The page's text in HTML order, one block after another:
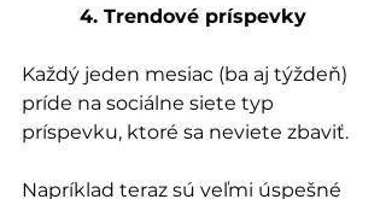
4. Trendové príspevky
Každý jeden mesiac (ba aj týždeň)
príde na sociálne siete typ
príspevku, ktoré sa neviete zbaviť.
Napríklad teraz sú veľmi úspešné